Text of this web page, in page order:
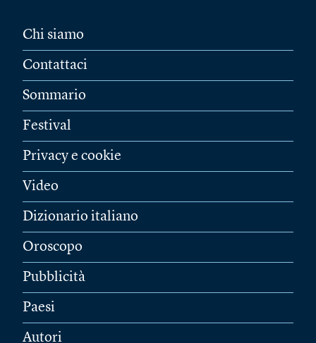
Chi siamo
Contattaci
Sommario
Festival
Privacy e cookie
Video
Dizionario italiano
Oroscopo
Pubblicità
Paesi
Autori